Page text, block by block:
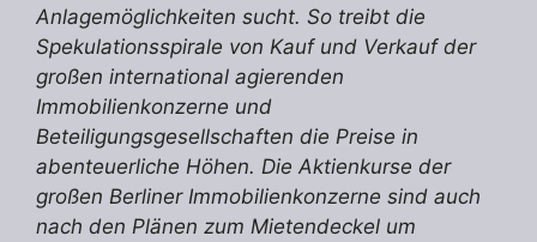
Anlagemöglichkeiten sucht. So treibt die
Spekulationsspirale von Kauf und Verkauf der
großen international agierenden
Immobilienkonzerne und
Beteiligungsgesellschaften die Preise in
abenteuerliche Höhen. Die Aktienkurse der
großen Berliner Immobilienkonzerne sind auch
nach den Plänen zum Mietendeckel um